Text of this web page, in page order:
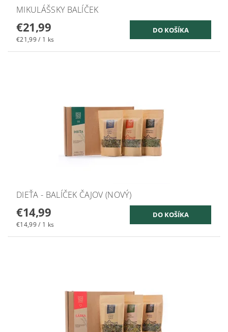
MIKULÁŠSKY BALÍČEK
€21,99
€21,99 / 1 ks
DIEŤA - BALÍČEK ČAJOV (NOVÝ)
€14,99
€14,99 / 1 ks